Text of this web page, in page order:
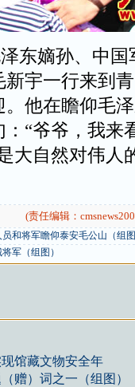
东嫡孙、中国
宇一行来到
他在瞻仰毛
“爷爷，我来
大自然对伟人
(责任编辑：
和将军瞻仰泰安毛公山（组
军（组图）
馆藏文物安全年
赠）词之一（组图）